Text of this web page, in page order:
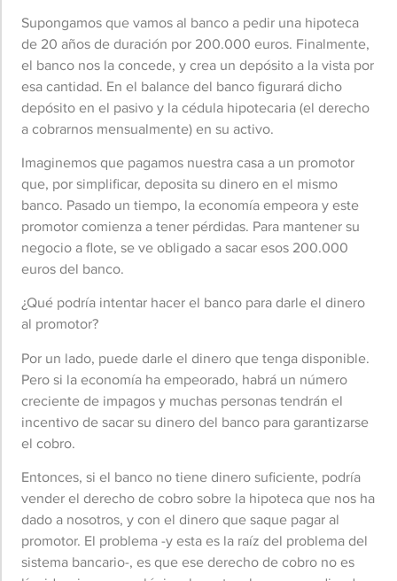
Supongamos que vamos al banco a pedir una hipoteca
de 20 años de duración por 200.000 euros. Finalmente,
el banco nos la concede, y crea un depósito a la vista por
esa cantidad. En el balance del banco figurará dicho
depósito en el pasivo y la cédula hipotecaria (el derecho
a cobrarnos mensualmente) en su activo.
Imaginemos que pagamos nuestra casa a un promotor
que, por simplificar, deposita su dinero en el mismo
banco. Pasado un tiempo, la economía empeora y este
promotor comienza a tener pérdidas. Para mantener su
negocio a flote, se ve obligado a sacar esos 200.000
euros del banco.
¿Qué podría intentar hacer el banco para darle el dinero
al promotor?
Por un lado, puede darle el dinero que tenga disponible.
Pero si la economía ha empeorado, habrá un número
creciente de impagos y muchas personas tendrán el
incentivo de sacar su dinero del banco para garantizarse
el cobro.
Entonces, si el banco no tiene dinero suficiente, podría
vender el derecho de cobro sobre la hipoteca que nos ha
dado a nosotros, y con el dinero que saque pagar al
promotor. El problema -y esta es la raíz del problema del
sistema bancario-, es que ese derecho de cobro no es